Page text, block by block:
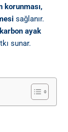
korunması,
sağlanır.
karbon ayak
sunar.